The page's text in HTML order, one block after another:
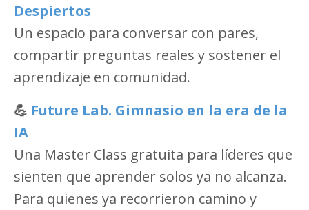
Despiertos
Un espacio para conversar con pares,
compartir preguntas reales y sostener el
aprendizaje en comunidad.
💪 Future Lab. Gimnasio en la era de la
IA
Una Master Class gratuita para líderes que
sienten que aprender solos ya no alcanza.
Para quienes ya recorrieron camino y